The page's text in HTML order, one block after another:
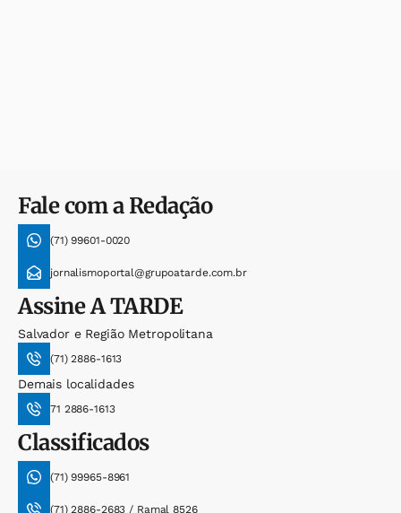
Fale com a Redação
(71) 99601-0020
jornalismoportal@grupoatarde.com.br
AssineA TARDE
Salvador e Região Metropolitana
(71) 2886-1613
Demais localidades
71 2886-1613
Classificados
(71) 99965-8961
(71) 2886-2683 / Ramal 8526